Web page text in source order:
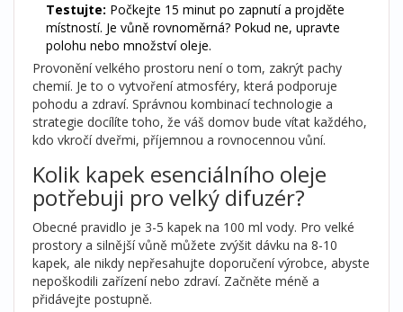
Testujte: Počkejte 15 minut po zapnutí a projděte
místností. Je vůně rovnoměrná? Pokud ne, upravte
polohu nebo množství oleje.
Provonění velkého prostoru není o tom, zakrýt pachy
chemií. Je to o vytvoření atmosféry, která podporuje
pohodu a zdraví. Správnou kombinací technologie a
strategie docílíte toho, že váš domov bude vítat každého,
kdo vkročí dveřmi, příjemnou a rovnocennou vůní.
Kolik kapek esenciálního oleje
potřebuji pro velký difuzér?
Obecné pravidlo je 3-5 kapek na 100 ml vody. Pro velké
prostory a silnější vůně můžete zvýšit dávku na 8-10
kapek, ale nikdy nepřesahujte doporučení výrobce, abyste
nepoškodili zařízení nebo zdraví. Začněte méně a
přidávejte postupně.